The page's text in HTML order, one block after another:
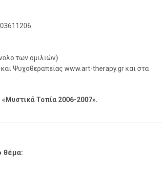
των ομιλιών)
Ψυχοθεραπείας www.art-therapy.gr και στα
«Μυστικά Τοπία 2006-2007».
θέμα: